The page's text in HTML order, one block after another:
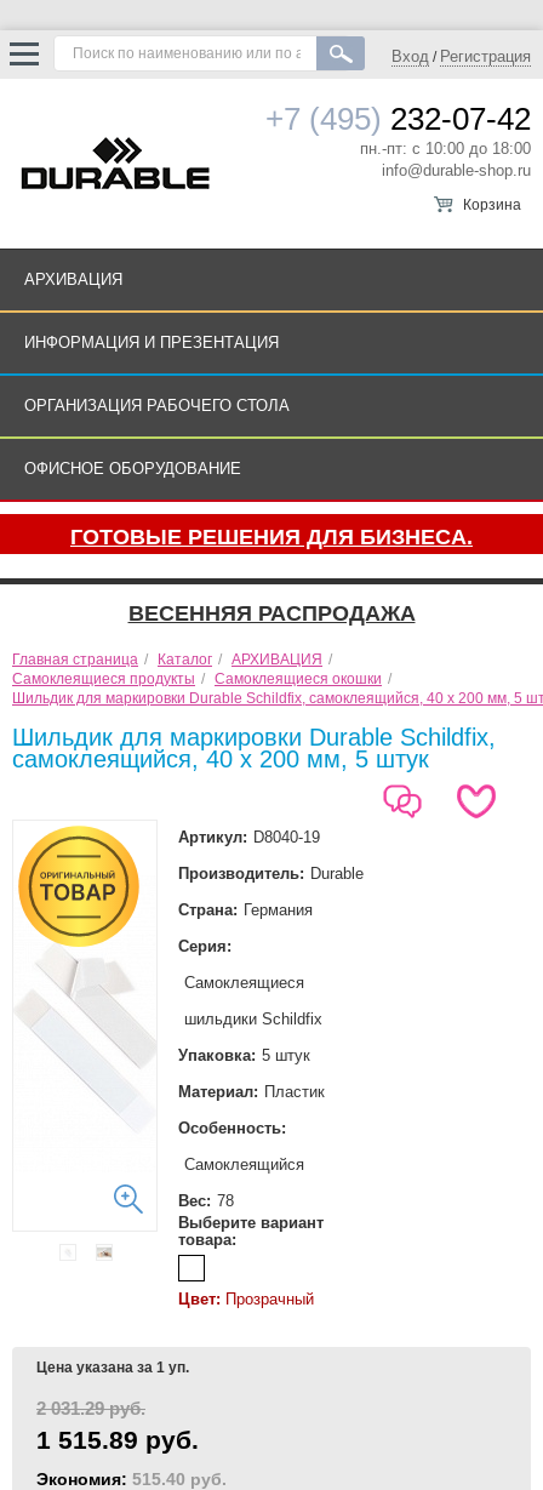
Вход / Регистрация
+7 (495) 232-07-42
пн.-пт: с 10:00 до 18:00
info@durable-shop.ru
Корзина
АРХИВАЦИЯ
ИНФОРМАЦИЯ И ПРЕЗЕНТАЦИЯ
ОРГАНИЗАЦИЯ РАБОЧЕГО СТОЛА
ОФИСНОЕ ОБОРУДОВАНИЕ
ГОТОВЫЕ РЕШЕНИЯ ДЛЯ БИЗНЕСА.
ВЕСЕННЯЯ РАСПРОДАЖА
Главная страница / Каталог / АРХИВАЦИЯ /
Самоклеящиеся продукты / Самоклеящиеся окошки /
Шильдик для маркировки Durable Schildfix, самоклеящийся, 40 х 200 мм, 5
Шильдик для маркировки Durable Schildfix,
самоклеящийся, 40 х 200 мм, 5 штук
Артикул: D8040-19
Производитель: Durable
Страна: Германия
Серия:
Самоклеящиеся
шильдики Schildfix
Упаковка: 5 штук
Материал: Пластик
Особенность:
Самоклеящийся
Вес: 78
Выберите вариант
товара:
Цвет: Прозрачный
Цена указана за 1 уп.
2 031.29 руб.
1 515.89 руб.
Экономия: 515.40 руб.